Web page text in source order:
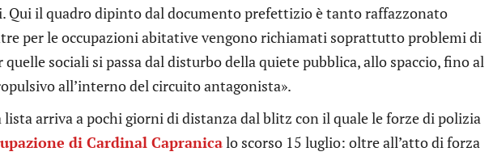
Qui il quadro dipinto dal documento prefettizio è tanto raffazzonato
per le occupazioni abitative vengono richiamati soprattutto problemi di
sociali si passa dal disturbo della quiete pubblica, allo spaccio, fino al
all’interno del circuito antagonista».
lista arriva a pochi giorni di distanza dal blitz con il quale le forze di polizia
di Cardinal Capranicalo scorso 15 luglio: oltre all’atto di forza